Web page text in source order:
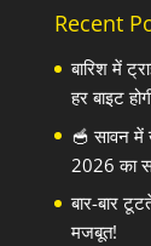
Recent
बारिश में
हर बाइट
🥣 सावन में
2026 का
बार-बार
मजबूत!